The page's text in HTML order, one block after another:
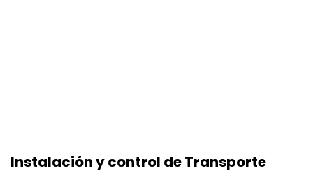
Instalación y control de Transporte